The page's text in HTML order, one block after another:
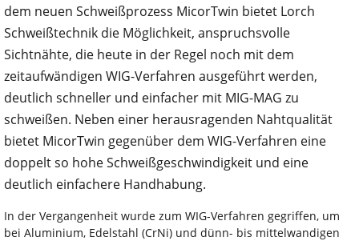
dem neuen Schweißprozess MicorTwin bietet Lorch
Schweißtechnik die Möglichkeit, anspruchsvolle
Sichtnähte, die heute in der Regel noch mit dem
zeitaufwändigen WIG-Verfahren ausgeführt werden,
deutlich schneller und einfacher mit MIG-MAG zu
schweißen. Neben einer herausragenden Nahtqualität
bietet MicorTwin gegenüber dem WIG-Verfahren eine
doppelt so hohe Schweißgeschwindigkeit und eine
deutlich einfachere Handhabung.
In der Vergangenheit wurde zum WIG-Verfahren gegriffen, um
bei Aluminium, Edelstahl (CrNi) und dünn- bis mittelwandigen